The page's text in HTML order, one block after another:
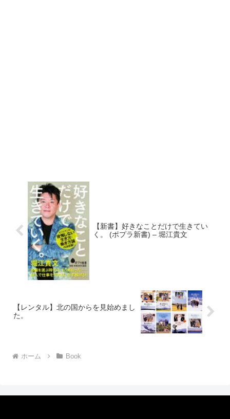
【新書】好きなことだけで生きてい
く。 (ポプラ新書) – 堀江貴文
【レンタル】北の国からを見始めまし
た。
ホーム Book